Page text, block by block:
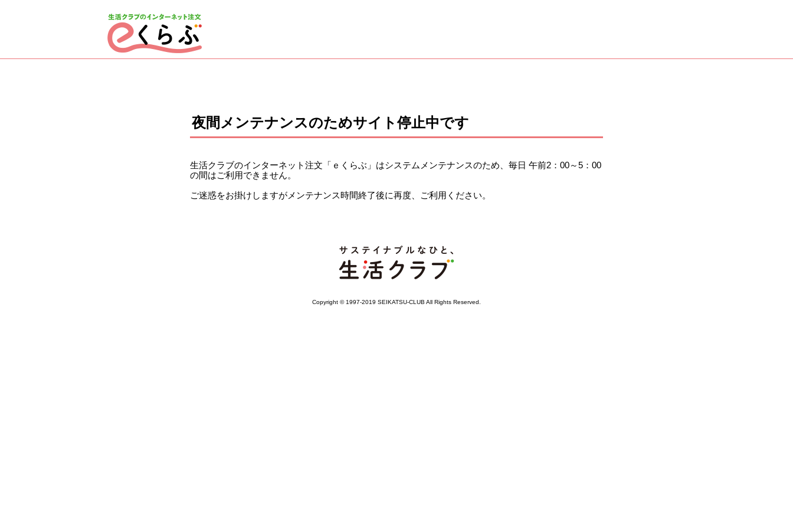
夜間メンテナンスのためサイト停止中です
生活クラブのインターネット注文「ｅくらぶ」はシステムメンテナンスのため、毎日 午前2：00～5：00
の間はご利用できません。
ご迷惑をお掛けしますがメンテナンス時間終了後に再度、ご利用ください。
Copyright © 1997-2019 SEIKATSU-CLUB All Rights Reserved.